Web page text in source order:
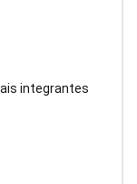
integrantes